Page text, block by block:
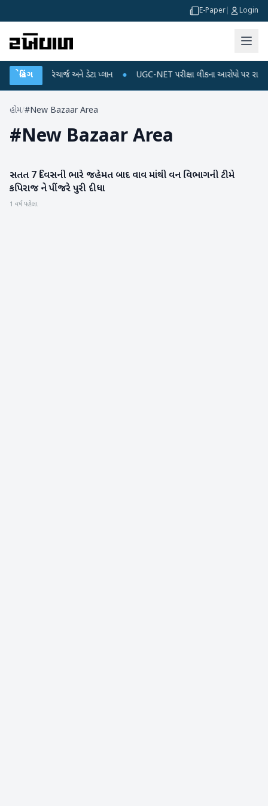
E-Paper Login
બ્રેકિંગ
મોબાઈલ રિચાર્જ અને ડેટા પ્લાન ● UGC-NET પરીક્ષા લીકના આરોપો પર રાહુલ
હોમ/#New Bazaar Area
#New Bazaar Area
બનાસકાંઠા
સતત 7 દિવસની ભારે જહેમત બાદ વાવ માંથી વન વિભાગની ટીમે
કપિરાજ ને પીંજરે પુરી દીધા
1 વર્ષ પહેલા